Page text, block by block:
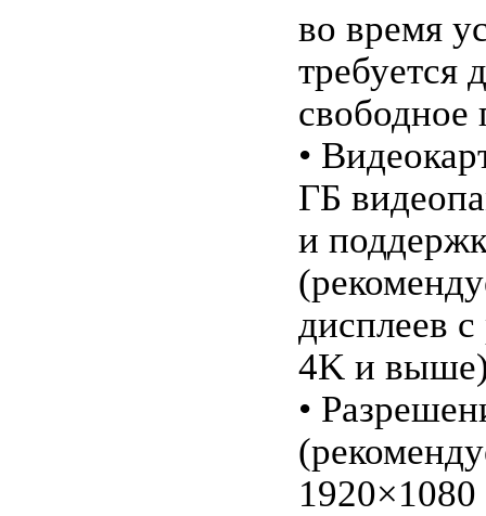
во время
требуется
свободное
•
ГБ
и
дисплеев
4K и
•